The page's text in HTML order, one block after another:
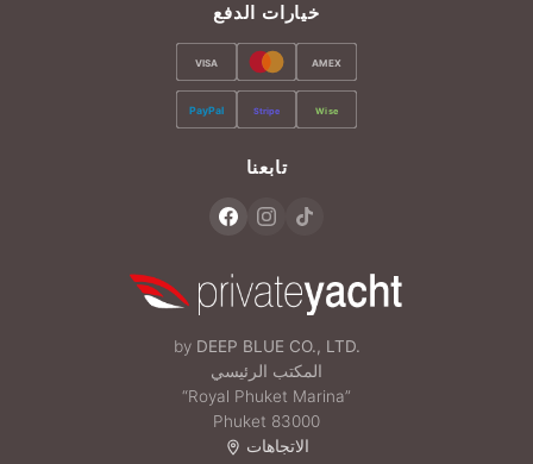
خيارات الدفع
VISA AMEX
PayPal Stripe Wise
تابعنا
by DEEP BLUE CO., LTD.
المكتب الرئيسي
“Royal Phuket Marina”
Phuket 83000
الاتجاهات